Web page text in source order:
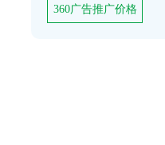
360广告推广价格